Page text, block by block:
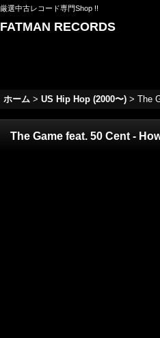
厳選中古レコード専門Shop !!
FATMAN RECORDS
ホーム > US Hip Hop (2000〜) > The
The Game feat. 50 Cent -